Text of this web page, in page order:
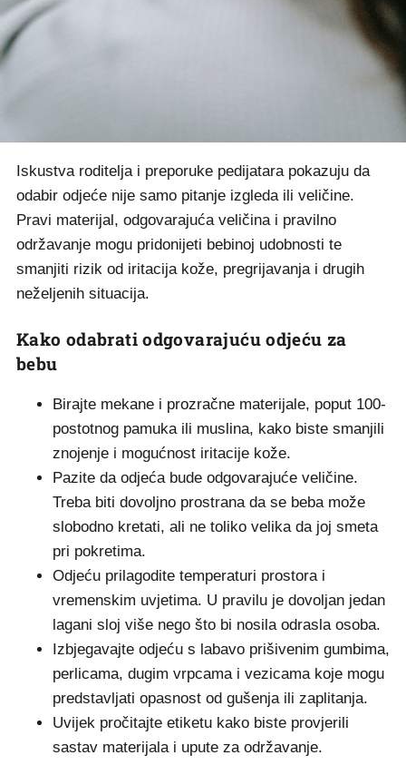
Iskustva roditelja i preporuke pedijatara pokazuju da
odabir odjeće nije samo pitanje izgleda ili veličine.
Pravi materijal, odgovarajuća veličina i pravilno
održavanje mogu pridonijeti bebinoj udobnosti te
smanjiti rizik od iritacija kože, pregrijavanja i drugih
neželjenih situacija.
Kako odabrati odgovarajuću odjeću za
bebu
Birajte mekane i prozračne materijale, poput 100-
postotnog pamuka ili muslina, kako biste smanjili
znojenje i mogućnost iritacije kože.
Pazite da odjeća bude odgovarajuće veličine.
Treba biti dovoljno prostrana da se beba može
slobodno kretati, ali ne toliko velika da joj smeta
pri pokretima.
Odjeću prilagodite temperaturi prostora i
vremenskim uvjetima. U pravilu je dovoljan jedan
lagani sloj više nego što bi nosila odrasla osoba.
Izbjegavajte odjeću s labavo prišivenim gumbima,
perlicama, dugim vrpcama i vezicama koje mogu
predstavljati opasnost od gušenja ili zaplitanja.
Uvijek pročitajte etiketu kako biste provjerili
sastav materijala i upute za održavanje.